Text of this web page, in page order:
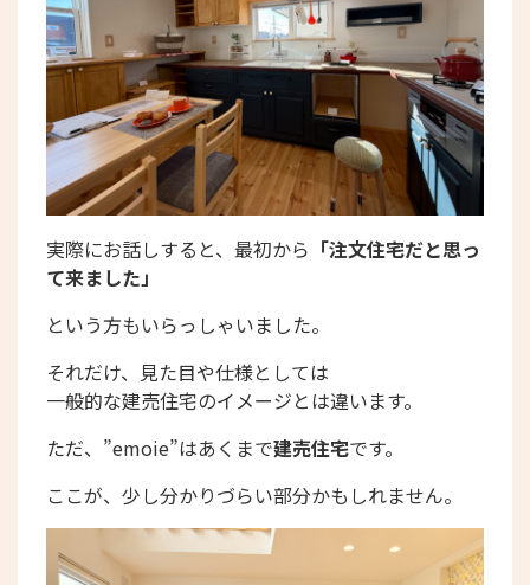
実際にお話しすると、最初から 「注文住宅だと思っ
て来ました」
という方もいらっしゃいました。
それだけ、見た目や仕様としては
一般的な建売住宅のイメージとは違います。
ただ、”emoie”はあくまで建売住宅です。
ここが、少し分かりづらい部分かもしれません。